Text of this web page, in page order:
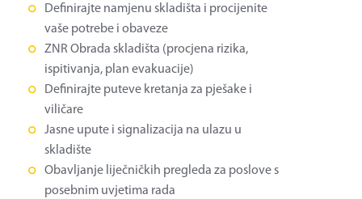
Definirajte namjenu skladišta i procijenite
vaše potrebe i obaveze
ZNR Obrada skladišta (procjena rizika,
ispitivanja, plan evakuacije)
Definirajte puteve kretanja za pješake i
viličare
Jasne upute i signalizacija na ulazu u
skladište
Obavljanje liječničkih pregleda za poslove s
posebnim uvjetima rada